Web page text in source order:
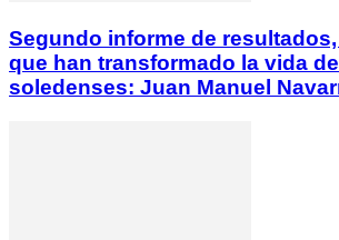
Segundo informe de
que han transformado la vida
soledenses: Juan Manuel